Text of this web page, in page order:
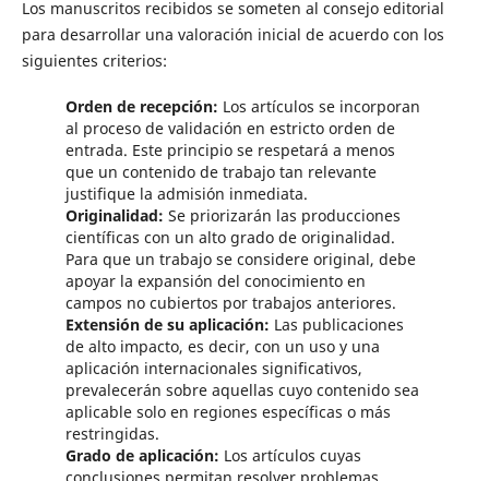
Los manuscritos recibidos se someten al consejo editorial
para desarrollar una valoración inicial de acuerdo con los
siguientes criterios:
Orden de recepción: Los artículos se incorporan
al proceso de validación en estricto orden de
entrada. Este principio se respetará a menos
que un contenido de trabajo tan relevante
justifique la admisión inmediata.
Originalidad: Se priorizarán las producciones
científicas con un alto grado de originalidad.
Para que un trabajo se considere original, debe
apoyar la expansión del conocimiento en
campos no cubiertos por trabajos anteriores.
Extensión de su aplicación: Las publicaciones
de alto impacto, es decir, con un uso y una
aplicación internacionales significativos,
prevalecerán sobre aquellas cuyo contenido sea
aplicable solo en regiones específicas o más
restringidas.
Grado de aplicación: Los artículos cuyas